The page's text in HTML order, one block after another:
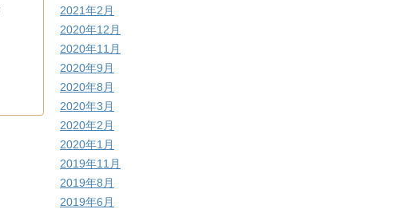
2021年2月
2020年12月
2020年11月
2020年9月
2020年8月
2020年3月
2020年2月
2020年1月
2019年11月
2019年8月
2019年6月